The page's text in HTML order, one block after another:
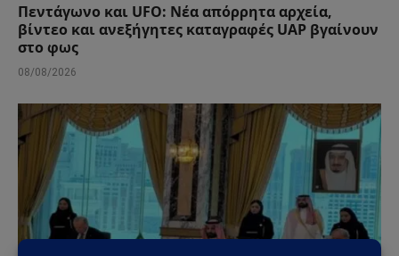
Πεντάγωνο και UFO: Νέα απόρρητα αρχεία,
βίντεο και ανεξήγητες καταγραφές UAP βγαίνουν
στο φως
08/08/2026